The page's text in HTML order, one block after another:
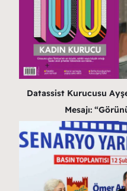
Datassist Kurucusu
Mesajı: